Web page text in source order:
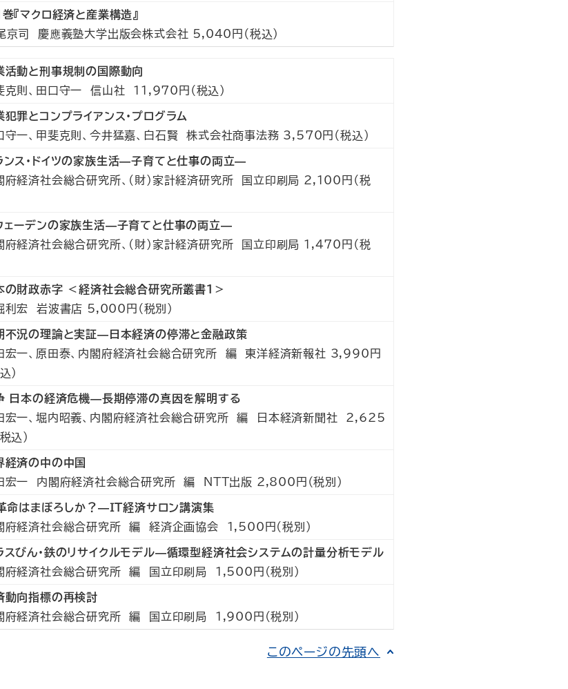
『マクロ経済と産業構造』
京司 慶應義塾大学出版会株式会社 5,040円（税込）
活動と刑事規制の国際動向
克則、田口守一 信山社 11,970円（税込）
犯罪とコンプライアンス・プログラム
守一、甲斐克則、今井猛嘉、白石賢 株式会社商事法務 3,570円（税込）
ンス・ドイツの家族生活—子育てと仕事の両立—
府経済社会総合研究所、(財)家計経済研究所 国立印刷局 2,100円（税
ェーデンの家族生活—子育てと仕事の両立—
府経済社会総合研究所、(財)家計経済研究所 国立印刷局 1,470円（税
の財政赤字 ＜経済社会総合研究所叢書1＞
利宏 岩波書店 5,000円（税別）
不況の理論と実証—日本経済の停滞と金融政策
宏一、原田泰、内閣府経済社会総合研究所 編 東洋経済新報社 3,990円
）
日本の経済危機—長期停滞の真因を解明する
宏一、堀内昭義、内閣府経済社会総合研究所 編 日本経済新聞社 2,625
込）
経済の中の中国
宏一 内閣府経済社会総合研究所 編 NTT出版 2,800円（税別）
革命はまぼろしか？—ＩＴ経済サロン講演集
府経済社会総合研究所 編経済企画協会 1,500円(税別)
スびん・鉄のリサイクルモデル—循環型経済社会システムの計量分析モデル
府経済社会総合研究所 編 国立印刷局 1,500円(税別)
動向指標の再検討
府経済社会総合研究所 編 国立印刷局 1,900円(税別)
このページの先頭へ